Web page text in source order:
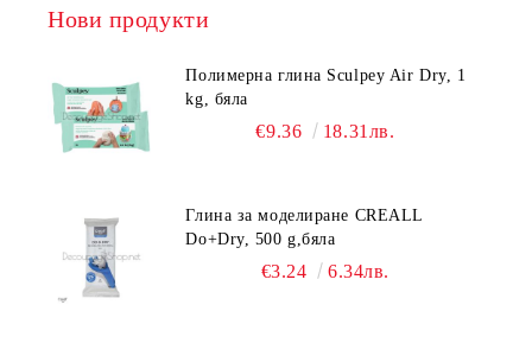
Нови продукти
Полимерна глина Sculpey Air Dry, 1
kg, бяла
€9.36 18.31лв.
Глина за моделиране CREALL
Do+Dry, 500 g,бяла
€3.24 6.34лв.